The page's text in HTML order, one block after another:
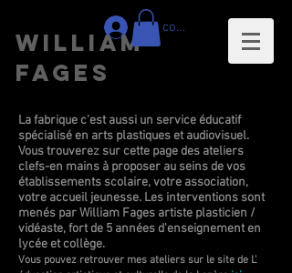
WILLIAM
FAGES
Se connecter
La fabrique c'est aussi un service éducatif
spécialisé en arts plastiques et audiovisuel.
Vous trouverez sur cette page des ateliers
clefs-en mains à proposer au seins de vos
établissements scolaire, votre association,
votre accueil jeunesse. Les interventions sont
menés par William Fages artiste plasticien /
vidéaste, fort de 5 années d'enseignement en
lycée et collège.
Vous pouvez retrouver mes ateliers sur le site de L'